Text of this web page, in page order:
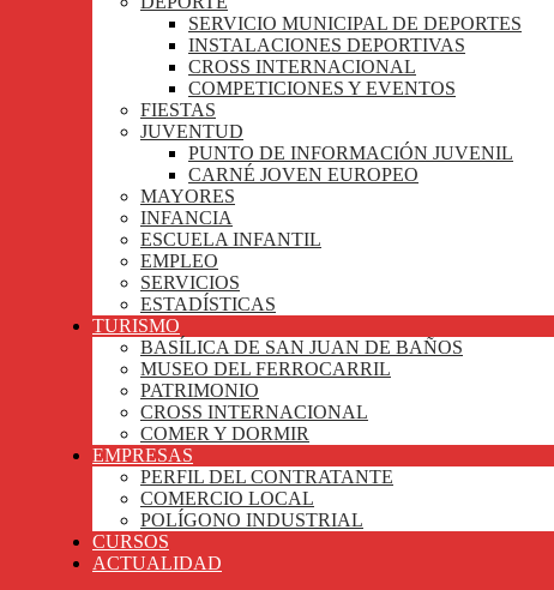
SERVICIO MUNICIPAL DE DEPORTES
INSTALACIONES DEPORTIVAS
CROSS INTERNACIONAL
COMPETICIONES Y EVENTOS
FIESTAS
JUVENTUD
PUNTO DE INFORMACIÓN JUVENIL
CARNÉ JOVEN EUROPEO
MAYORES
INFANCIA
ESCUELA INFANTIL
EMPLEO
SERVICIOS
ESTADÍSTICAS
TURISMO
BASÍLICA DE SAN JUAN DE BAÑOS
MUSEO DEL FERROCARRIL
PATRIMONIO
CROSS INTERNACIONAL
COMER Y DORMIR
EMPRESAS
PERFIL DEL CONTRATANTE
COMERCIO LOCAL
POLÍGONO INDUSTRIAL
CURSOS
ACTUALIDAD